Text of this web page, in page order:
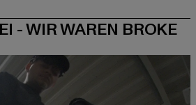
- WIR WAREN BROKE